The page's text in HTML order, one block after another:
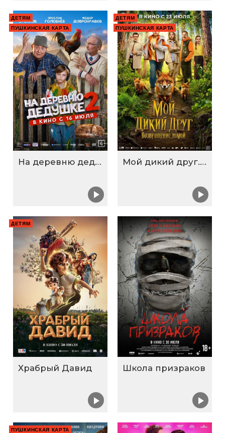
ДЕТЯМ
ПУШКИНСКАЯ КАРТА
На деревню дедушке 2
ДЕТЯМ
ПУШКИНСКАЯ КАРТА
Мой дикий друг. Возвращение домой
ДЕТЯМ
Храбрый Давид Школа призраков
ПУШКИНСКАЯ КАРТА